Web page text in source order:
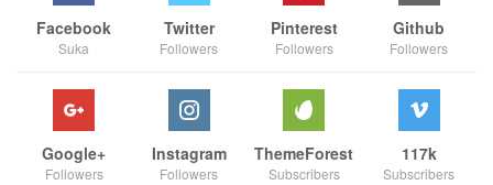
Facebook
Suka
Twitter
Followers
Pinterest
Followers
Github
Followers
Google+
Followers
Instagram
Followers
ThemeForest
Subscribers
117k
Subscribers